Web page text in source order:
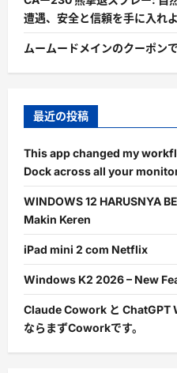
遭遇、安全と信頼を手に入れよ
ムームードメインのクーポン
最近の投稿
This app changed my
Dock across all your
WINDOWS 12 HARUSNYA
Makin Keren
iPad mini 2 com Netflix
Windows K2 2026 – New
Claude Cowork と ChatGPT
ならまずCoworkです。